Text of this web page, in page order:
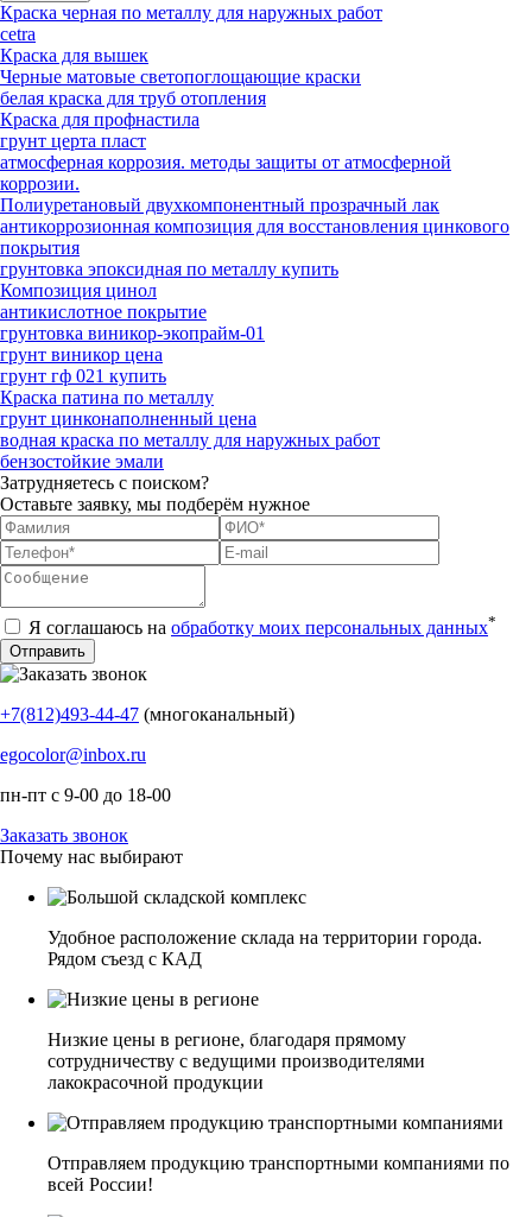
Краска черная по металлу для наружных работ
cetra
Краска для вышек
Черные матовые светопоглощающие краски
белая краска для труб отопления
Краска для профнастила
грунт церта пласт
атмосферная коррозия. методы защиты от атмосферной
коррозии.
Полиуретановый двухкомпонентный прозрачный лак
антикоррозионная композиция для восстановления цинкового
покрытия
грунтовка эпоксидная по металлу купить
Композиция цинол
антикислотное покрытие
грунтовка виникор-экопрайм-01
грунт виникор цена
грунт гф 021 купить
Краска патина по металлу
грунт цинконаполненный цена
водная краска по металлу для наружных работ
бензостойкие эмали
Затрудняетесь с поиском?
Оставьте заявку, мы подберём нужное
Я соглашаюсь на обработку моих персональных данных*
+7(812)493-44-47 (многоканальный)
egocolor@inbox.ru
пн-пт с 9-00 до 18-00
Заказать звонок
Почему нас выбирают
Удобное расположение склада на территории города.
Рядом съезд с КАД
Низкие цены в регионе, благодаря прямому
сотрудничеству с ведущими производителями
лакокрасочной продукции
Отправляем продукцию транспортными компаниями по
всей России!